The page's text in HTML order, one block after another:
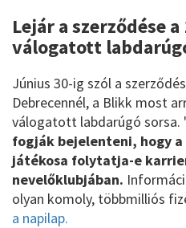
Lejár a szerződése
válogatott
Június 30-ig szól a
Debrecennél, a Blikk most
válogatott labdarúgó sorsa.
fogják bejelenteni, hogy a
játékosa folytatja-e
nevelőklubjában.
olyan komoly, többmilliós
a napilap.